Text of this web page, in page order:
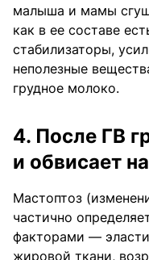
малыша и мамы
как в ее составе
стабилизаторы,
неполезные
грудное молоко.
4. После ГВ
и обвисает
Мастоптоз
частично
факторами —
жировой ткани,